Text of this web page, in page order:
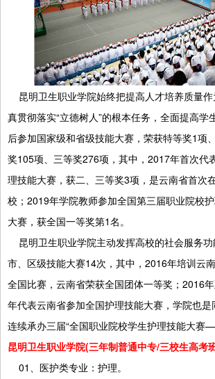
昆明卫生职业学院始终把提高人才培养质量作
真贯彻落实“立德树人”的根本任务，全面提高学
后参加国家级和省级技能大赛，荣获特等奖1项
奖105项、三等奖276项，其中，2017年首次代
理技能大赛，获二、三等奖3项，是云南省首次
校；2019年学院教师参加全国第三届职业院校
大赛，获全国一等奖第1名。
昆明卫生职业学院主动发挥高校的社会服务功
市、区级技能大赛14次，其中，2016年培训云
全国比赛，云南省荣获全国团体一等奖；2016
年代表云南省参加全国护理技能大赛，学院也
连续承办三届“全国职业院校学生护理技能大赛—
昆明卫生职业学院(三年制普通中专/三校生高考
01、医护类专业：护理。